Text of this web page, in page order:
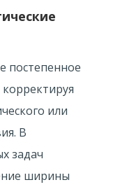
постепенное
или
В
задач
ширины